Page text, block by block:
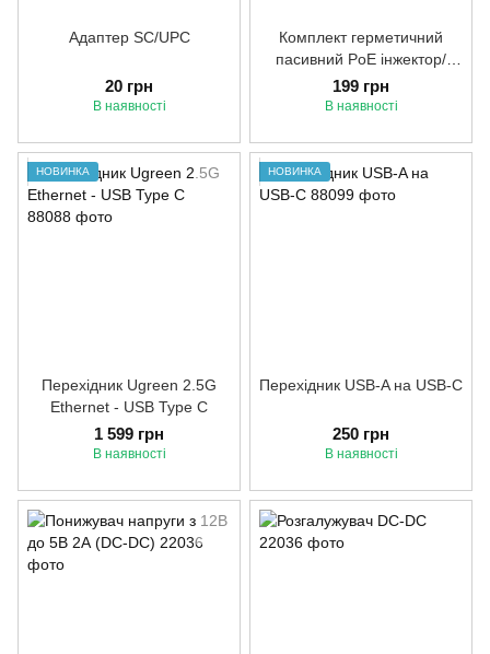
Адаптер SC/UPC
20 грн
В наявності
Комплект герметичний
пасивний PoE інжектор/
сплітер 10/100Мбіт
199 грн
В наявності
НОВИНКА
Перехідник Ugreen 2.5G
Ethernet - USB Type C
1 599 грн
В наявності
НОВИНКА
Перехідник USB-A на USB-C
250 грн
В наявності